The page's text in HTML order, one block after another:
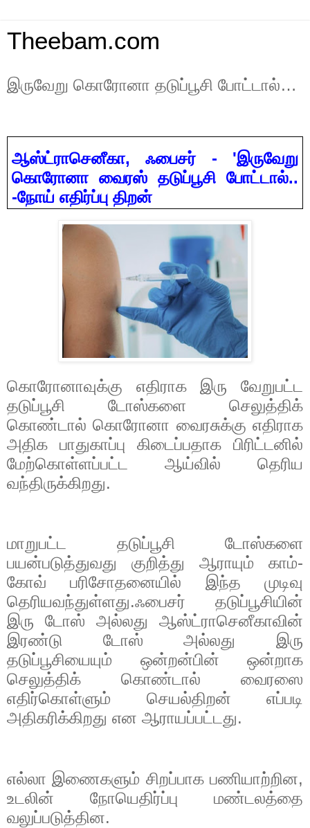
Theebam.com
இருவேறு கொரோனா தடுப்பூசி போட்டால்…
ஆஸ்ட்ராசெனீகா,ஃபைசர் - 'இருவேறு
கொரோனா வைரஸ் தடுப்பூசி போட்டால்..
-நோய் எதிர்ப்பு திறன்
கொரோனாவுக்கு எதிராக இரு வேறுபட்ட
தடுப்பூசி டோஸ்களை செலுத்திக்
கொண்டால் கொரோனா வைரசுக்கு எதிராக
அதிக பாதுகாப்பு கிடைப்பதாக பிரிட்டனில்
மேற்கொள்ளப்பட்ட ஆய்வில் தெரிய
வந்திருக்கிறது.
மாறுபட்ட தடுப்பூசி டோஸ்களை
பயன்படுத்துவது குறித்து ஆராயும் காம்-
கோவ் பரிசோதனையில் இந்த முடிவு
தெரியவந்துள்ளது.ஃபைசர் தடுப்பூசியின்
இரு டோஸ் அல்லது ஆஸ்ட்ராசெனீகாவின்
இரண்டு டோஸ் அல்லது இரு
தடுப்பூசியையும் ஒன்றன்பின் ஒன்றாக
செலுத்திக் கொண்டால் வைரஸை
எதிர்கொள்ளும் செயல்திறன் எப்படி
அதிகரிக்கிறது என ஆராயப்பட்டது.
எல்லா இணைகளும் சிறப்பாக பணியாற்றின,
உடலின் நோயெதிர்ப்பு மண்டலத்தை
வலுப்படுத்தின.